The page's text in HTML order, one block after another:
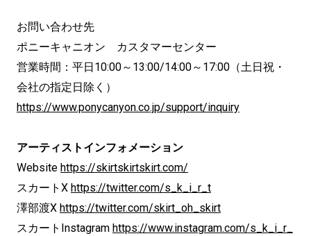
お問い合わせ先
ポニーキャニオン カスタマーセンター
営業時間：平日10:00～13:00/14:00～17:00（土日祝・
会社の指定日除く）
https://www.ponycanyon.co.jp/support/inquiry
アーティストインフォメーション
Website https://skirtskirtskirt.com/
スカートX https://twitter.com/s_k_i_r_t
澤部渡X https://twitter.com/skirt_oh_skirt
スカートInstagram https://www.instagram.com/s_k_i_r_